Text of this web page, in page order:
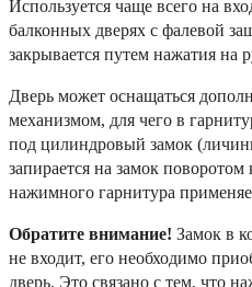
Используется чаще всего на
балконных дверях с фалевой
закрывается путем нажатия на
Дверь может оснащаться
механизмом, для чего в
под цилиндровый замок
запирается на замок
нажимного гарнитура
Обратите внимание! Замок в
не входит, его необходимо
дверь. Это связано с тем, что